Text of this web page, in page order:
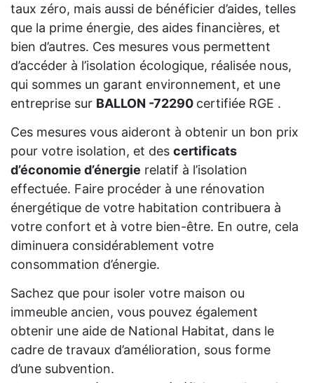
taux zéro, mais aussi de bénéficier d’aides, telles
que la prime énergie, des aides financières, et
bien d’autres. Ces mesures vous permettent
d’accéder à l’isolation écologique, réalisée nous,
qui sommes un garant environnement, et une
entreprise sur BALLON -72290 certifiée RGE .
Ces mesures vous aideront à obtenir un bon prix
pour votre isolation, et des certificats
d’économie d’énergie relatif à l’isolation
effectuée. Faire procéder à une rénovation
énergétique de votre habitation contribuera à
votre confort et à votre bien-être. En outre, cela
diminuera considérablement votre
consommation d’énergie.
Sachez que pour isoler votre maison ou
immeuble ancien, vous pouvez également
obtenir une aide de National Habitat, dans le
cadre de travaux d’amélioration, sous forme
d’une subvention.